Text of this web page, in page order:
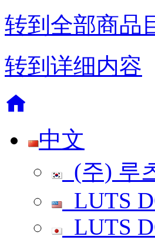
转到全部商品
转到详细内容
中文
(주) 루
LUTS
LUTS